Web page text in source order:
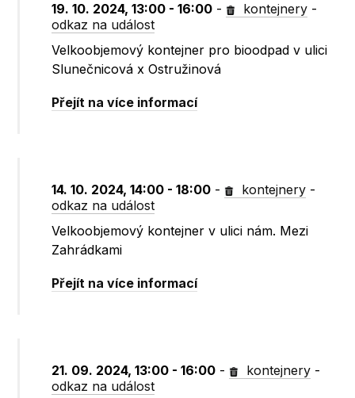
19. 10. 2024, 13:00 - 16:00 - kontejnery -
odkaz na událost
Velkoobjemový kontejner pro bioodpad v ulici
Slunečnicová x Ostružinová
Přejít na více informací
14. 10. 2024, 14:00 - 18:00 - kontejnery -
odkaz na událost
Velkoobjemový kontejner v ulici nám. Mezi
Zahrádkami
Přejít na více informací
21. 09. 2024, 13:00 - 16:00 - kontejnery -
odkaz na událost